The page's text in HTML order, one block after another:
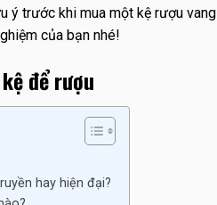
ý trước khi mua một kệ rượu
của bạn nhé!
để rượu
hay hiện đại?